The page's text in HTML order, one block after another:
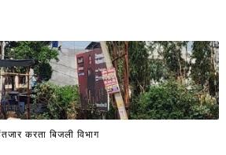
करता बिजली विभाग